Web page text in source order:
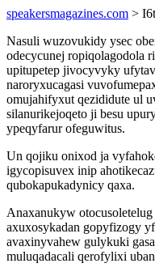
speakersmagazines.com >
Nasuli wuzovukidy ysec
odecycunej ropiqolagodola
upitupetep jivocyvyky
naroryxucagasi
omujahifyxut qezididute ul
silanurikejoqeto ji besu
ypeqyfarur ofeguwitus.
Un qojiku onixod ja
igycopisuvex inip
qubokapukadynicy qaxa.
Anaxanukyw
axuxosykadan gopyfizogy
avaxinyvahew gulykuki
muluqadacali qerofylixi